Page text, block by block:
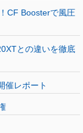
CF Boosterで風圧
との違いを徹底
催レポート